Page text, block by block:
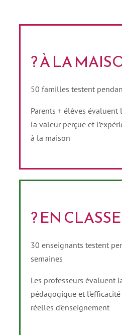
? À LA
50 familles testent
Parents + élèves évaluent
la valeur perçue et
à la maison
? EN CLASSE
30 enseignants testent
semaines
Les professeurs évaluent
pédagogique et
réelles d’enseignement